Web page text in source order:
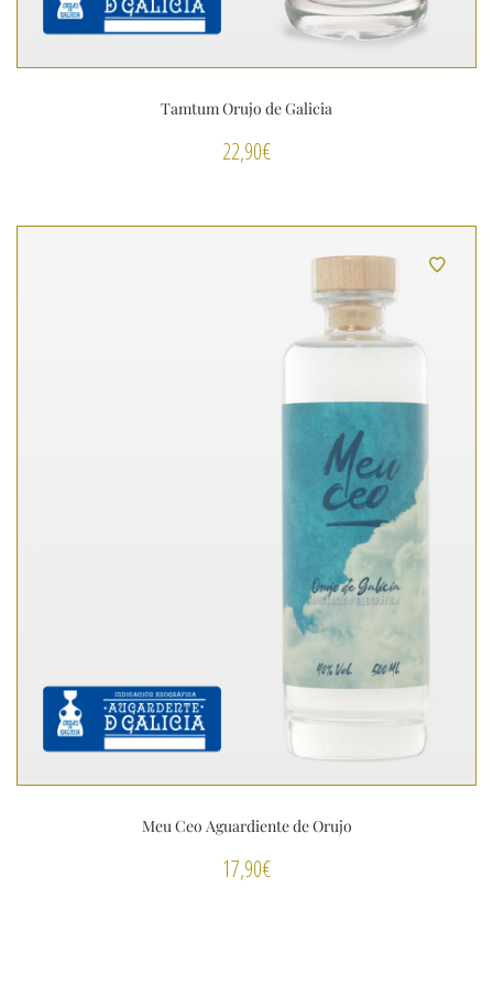
Tamtum Orujo de Galicia
22,90€
Meu Ceo Aguardiente de Orujo
17,90€